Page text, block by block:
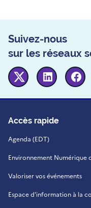
Suivez-nous
sur les réseaux
Twitter Linkedin
Accès rapide
Agenda (EDT)
Environnement Numérique
Valoriser vos événements
Espace d'information à la